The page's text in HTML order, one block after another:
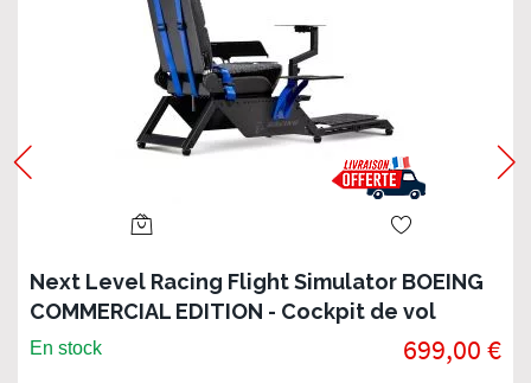
Next Level Racing Flight Simulator BOEING
COMMERCIAL EDITION - Cockpit de vol
En stock 699,00 €